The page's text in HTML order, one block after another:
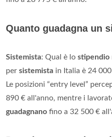
Quanto guadagna un
Sistemista: Qual è lo stipendio
per sistemista in Italia è 24
Le posizioni “entry level”
890 € all'anno, mentre i
guadagnano fino a 32 500 €